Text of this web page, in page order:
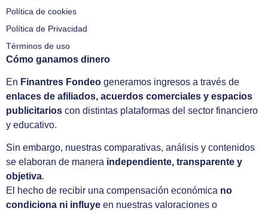
Política de cookies
Política de Privacidad
Términos de uso
Cómo ganamos dinero
En Finantres Fondeo generamos ingresos a través de
enlaces de afiliados, acuerdos comerciales y espacios
publicitarios con distintas plataformas del sector financiero
y educativo.
Sin embargo, nuestras comparativas, análisis y contenidos
se elaboran de manera independiente, transparente y
objetiva.
El hecho de recibir una compensación económica no
condiciona ni influye en nuestras valoraciones o